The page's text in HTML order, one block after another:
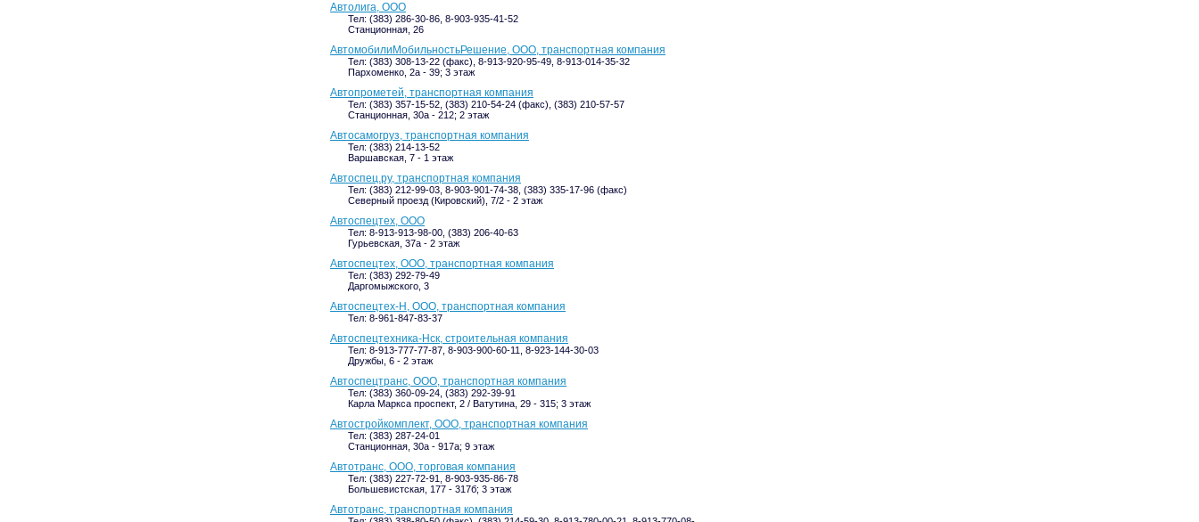
Автолига, ООО
Тел: (383) 286-30-86, 8-903-935-41-52
Станционная, 26
АвтомобилиМобильностьРешение, ООО, транспортная компания
Тел: (383) 308-13-22 (факс), 8-913-920-95-49, 8-913-014-35-32
Пархоменко, 2а - 39; 3 этаж
Автопрометей, транспортная компания
Тел: (383) 357-15-52, (383) 210-54-24 (факс), (383) 210-57-57
Станционная, 30а - 212; 2 этаж
Автосамогруз, транспортная компания
Тел: (383) 214-13-52
Варшавская, 7 - 1 этаж
Автоспец.ру, транспортная компания
Тел: (383) 212-99-03, 8-903-901-74-38, (383) 335-17-96 (факс)
Северный проезд (Кировский), 7/2 - 2 этаж
Автоспецтех, ООО
Тел: 8-913-913-98-00, (383) 206-40-63
Гурьевская, 37а - 2 этаж
Автоспецтех, ООО, транспортная компания
Тел: (383) 292-79-49
Даргомыжского, 3
Автоспецтех-Н, ООО, транспортная компания
Тел: 8-961-847-83-37
Автоспецтехника-Нск, строительная компания
Тел: 8-913-777-77-87, 8-903-900-60-11, 8-923-144-30-03
Дружбы, 6 - 2 этаж
Автоспецтранс, ООО, транспортная компания
Тел: (383) 360-09-24, (383) 292-39-91
Карла Маркса проспект, 2 / Ватутина, 29 - 315; 3 этаж
Автостройкомплект, ООО, транспортная компания
Тел: (383) 287-24-01
Станционная, 30а - 917а; 9 этаж
Автотранс, ООО, торговая компания
Тел: (383) 227-72-91, 8-903-935-86-78
Большевистская, 177 - 317б; 3 этаж
Автотранс, транспортная компания